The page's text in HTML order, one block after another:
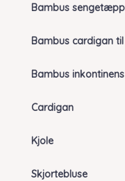
Bambus
Bambus cardigan
Bambus
Cardigan
Kjole
Skjortebluse